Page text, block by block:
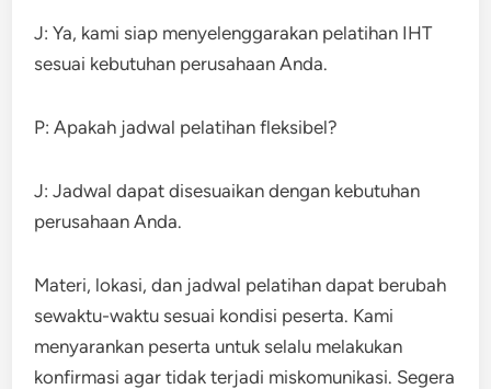
J: Ya, kami siap menyelenggarakan pelatihan IHT
sesuai kebutuhan perusahaan Anda.
P: Apakah jadwal pelatihan fleksibel?
J: Jadwal dapat disesuaikan dengan kebutuhan
perusahaan Anda.
Materi, lokasi, dan jadwal pelatihan dapat berubah
sewaktu-waktu sesuai kondisi peserta. Kami
menyarankan peserta untuk selalu melakukan
konfirmasi agar tidak terjadi miskomunikasi. Segera